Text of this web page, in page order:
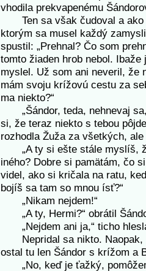
vhodila prekvapenému
Ten sa však čudoval a ako
ktorým sa musel každý
spustil: „Prehnal? Čo som
tomto žiaden hrob nebol.
myslel. Už som ani neveril, že
mám svoju krížovú cestu za
ma niekto?“
„Šándor, teda, nehnevaj
si, že teraz niekto s tebou
rozhodla Žuža za všetkých,
„A ty si ešte stále myslíš,
iného? Dobre si pamätám, čo
videl, ako si kričala na ratu,
bojíš sa tam so mnou ísť?“
„Nikam nejdem!“
„A ty, Hermi?“ obrátil
„Nejdem ani ja,“ ticho
Nepridal sa nikto. Naopak,
ostal tu len Šándor s krížom a
„No, keď je ťažký,